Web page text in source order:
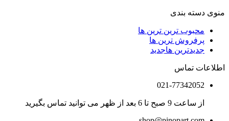
منوی دسته بندی
محبوب ترین ترین ها
پرفروش ترین ها
جدیدترین هاجدید
اطلاعات تماس
021-77342052
از ساعت 9 صبح تا 6 بعد از ظهر می توانید تماس بگیرید